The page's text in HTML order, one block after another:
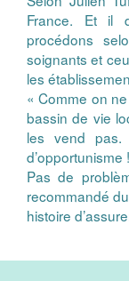
France. Et il
procédons
soignants et
les
« Comme on
bassin de vie
les vend pas.
d’opportunisme
Pas de
recommandé
histoire